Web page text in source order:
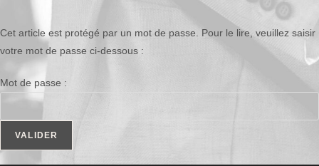
Cet article est protégé par un mot de passe. Pour le lire, veuillez saisir
votre mot de passe ci-dessous :
Mot de passe :